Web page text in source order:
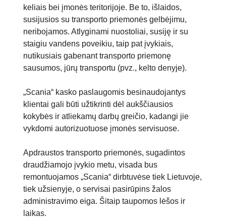
keliais bei įmonės teritorijoje. Be to, išlaidos,
susijusios su transporto priemonės gelbėjimu,
neribojamos. Atlyginami nuostoliai, susiję ir su
staigiu vandens poveikiu, taip pat įvykiais,
nutikusiais gabenant transporto priemonę
sausumos, jūrų transportu (pvz., kelto denyje).
„Scania“ kasko paslaugomis besinaudojantys
klientai gali būti užtikrinti dėl aukščiausios
kokybės ir atliekamų darbų greičio, kadangi jie
vykdomi autorizuotuose įmonės servisuose.
Apdraustos transporto priemonės, sugadintos
draudžiamojo įvykio metu, visada bus
remontuojamos „Scania“ dirbtuvėse tiek Lietuvoje,
tiek užsienyje, o servisai pasirūpins žalos
administravimo eiga. Šitaip taupomos lėšos ir
laikas.